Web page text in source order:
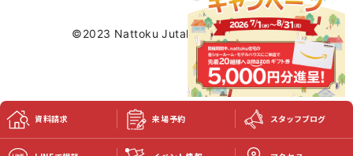
©2023 Nattoku Jutaku Kobo Co., Ltd.
資料請求 来場予約 スタッフブログ